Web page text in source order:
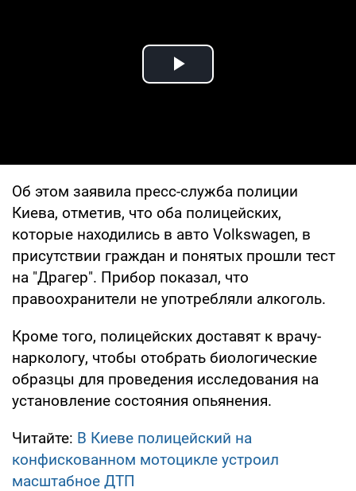
Play Video
Об этом заявила пресс-служба полиции
Киева, отметив, что оба полицейских,
которые находились в авто Volkswagen, в
присутствии граждан и понятых прошли тест
на "Драгер". Прибор показал, что
правоохранители не употребляли алкоголь.
Кроме того, полицейских доставят к врачу-
наркологу, чтобы отобрать биологические
образцы для проведения исследования на
установление состояния опьянения.
Читайте: В Киеве полицейский на
конфискованном мотоцикле устроил
масштабное ДТП